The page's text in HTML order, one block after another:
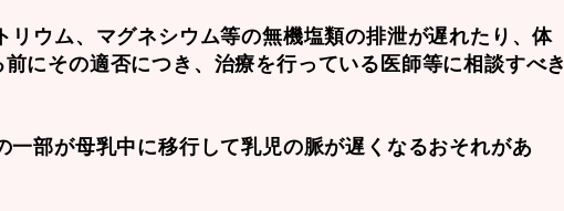
リウム、マグネシウム等の無機塩類の排泄が遅れたり、体
にその適否につき、治療を行っている医師等に相談すべき
一部が母乳中に移行して乳児の脈が遅くなるおそれがあ